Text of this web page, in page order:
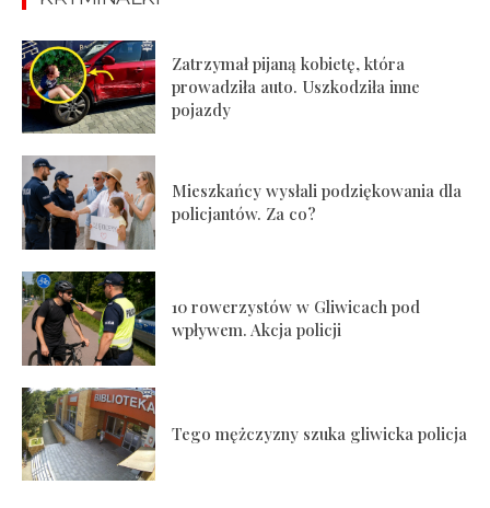
Zatrzymał pijaną kobietę, która
prowadziła auto. Uszkodziła inne
pojazdy
Mieszkańcy wysłali podziękowania dla
policjantów. Za co?
10 rowerzystów w Gliwicach pod
wpływem. Akcja policji
Tego mężczyzny szuka gliwicka policja